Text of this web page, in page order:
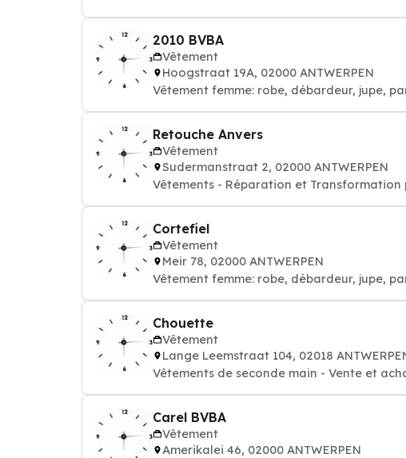
2010 BVBA
Vêtement
Hoogstraat 19A, 02000 ANTWERPEN
Vêtement femme: robe, débardeur, jupe,
Retouche Anvers
Vêtement
Sudermanstraat 2, 02000 ANTWERPEN
Vêtements - Réparation et
Cortefiel
Vêtement
Meir 78, 02000 ANTWERPEN
Vêtement femme: robe, débardeur, jupe,
Chouette
Vêtement
Lange Leemstraat 104, 02018
Vêtements de seconde main - Vente et
Carel BVBA
Vêtement
Amerikalei 46, 02000 ANTWERPEN